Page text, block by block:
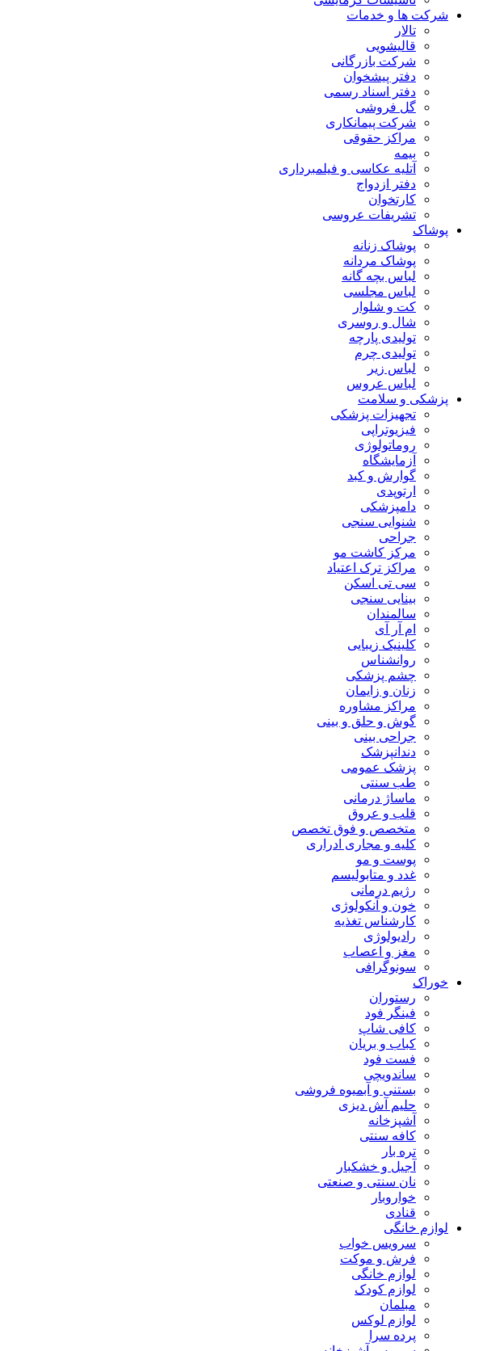
شرکت ها و خدمات
تالار
قالیشویی
شرکت بازرگانی
دفتر پیشخوان
دفتر اسناد رسمی
گل فروشی
شرکت پیمانکاری
مراکز حقوقی
بیمه
آتلیه عکاسی و فیلمبرداری
دفتر ازدواج
کارتخوان
تشریفات عروسی
پوشاک
پوشاک زنانه
پوشاک مردانه
لباس بچه گانه
لباس مجلسی
کت و شلوار
شال و روسری
تولیدی پارچه
تولیدی چرم
لباس زیر
لباس عروس
پزشکی و سلامت
تجهیزات پزشکی
فیزیوتراپی
روماتولوژی
آزمایشگاه
گوارش و کبد
ارتوپدی
دامپزشکی
شنوایی سنجی
جراحی
مرکز کاشت مو
مراکز ترک اعتیاد
سی تی اسکن
بینایی سنجی
سالمندان
ام آر آی
کلینیک زیبایی
روانشناس
چشم پزشکی
زنان و زایمان
مراکز مشاوره
گوش و حلق و بینی
جراحی بینی
دندانپزشک
پزشک عمومی
طب سنتی
ماساژ درمانی
قلب و عروق
متخصص و فوق تخصص
کلیه و مجاری ادراری
پوست و مو
غدد و متابولیسم
رژیم درمانی
خون و آنکولوژی
کارشناس تغذیه
رادیولوژی
مغز و اعصاب
سونوگرافی
خوراک
رستوران
فینگر فود
کافی شاپ
کباب و بریان
فست فود
ساندویچی
بستنی و آبمیوه فروشی
حلیم آش دیزی
آشپزخانه
کافه سنتی
تره بار
آجیل و خشکبار
نان سنتی و صنعتی
خواروبار
قنادی
لوازم خانگی
سرویس خواب
فرش و موکت
لوازم خانگی
لوازم کودک
مبلمان
لوازم لوکس
پرده سرا